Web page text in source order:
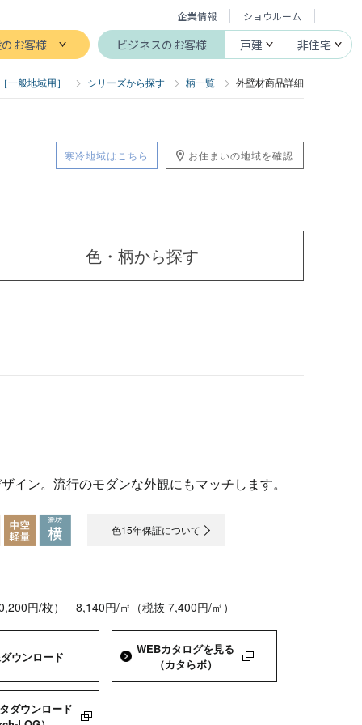
企業情報 ショウルーム
お客様 ビジネスのお客様 戸建 非住宅
一般地域用］ シリーズから探す 柄一覧 外壁材商品詳細
寒冷地域はこちら お住まいの地域を確認
色・柄から探す
イン。流行のモダンな外観にもマッチします。
色15年保証について
円/枚） 8,140円/㎡（税抜 7,400円/㎡）
ダウンロード WEBカタログを見る
（カタらボ）
ダウンロード